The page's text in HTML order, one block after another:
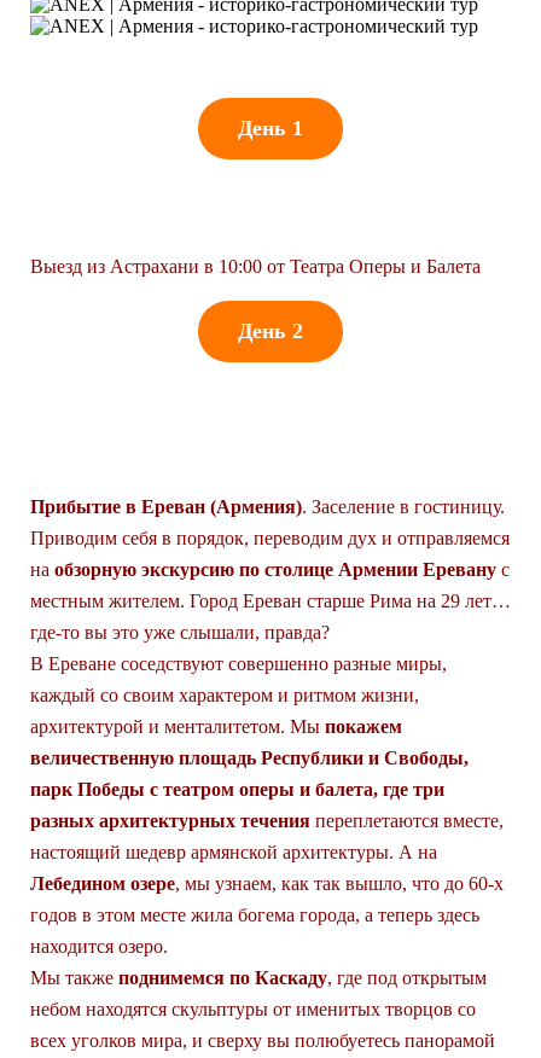
День 1
Выезд из Астрахани в 10:00 от Театра Оперы и Балета
День 2
Прибытие в Ереван (Армения). Заселение в гостиницу.
Приводим себя в порядок, переводим дух и отправляемся
на обзорную экскурсию по столице Армении Еревану с
местным жителем. Город Ереван старше Рима на 29 лет…
где-то вы это уже слышали, правда?
В Ереване соседствуют совершенно разные миры,
каждый со своим характером и ритмом жизни,
архитектурой и менталитетом. Мы покажем
величественную площадь Республики и Свободы,
парк Победы с театром оперы и балета, где три
разных архитектурных течения переплетаются вместе,
настоящий шедевр армянской архитектуры. А на
Лебедином озере, мы узнаем, как так вышло, что до 60-х
годов в этом месте жила богема города, а теперь здесь
находится озеро.
Мы также поднимемся по Каскаду, где под открытым
небом находятся скульптуры от именитых творцов со
всех уголков мира, и сверху вы полюбуетесь панорамой